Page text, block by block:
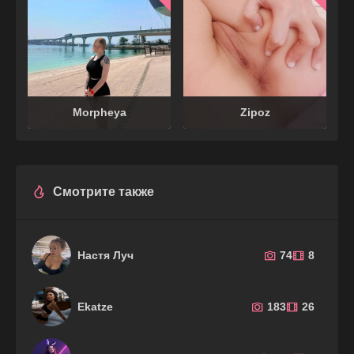
Morpheya Zipoz
Смотрите также
Настя Луч 74 8
Ekatze 183 26